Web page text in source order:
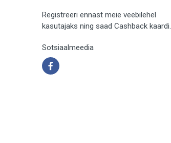
Registreeri ennast meie veebilehel
kasutajaks ning saad Cashback kaardi.
Sotsiaalmeedia